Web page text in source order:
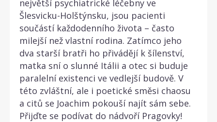
největší psychiatrické léčebny ve
Šlesvicku-Holštýnsku, jsou pacienti
součástí každodenního života – často
milejší než vlastní rodina. Zatímco jeho
dva starší bratři ho přivádějí k šílenství,
matka sní o slunné Itálii a otec si buduje
paralelní existenci ve vedlejší budově. V
této zvláštní, ale i poetické směsi chaosu
a citů se Joachim pokouší najít sám sebe.
Přijďte se podívat do nádvoří Pragovky!